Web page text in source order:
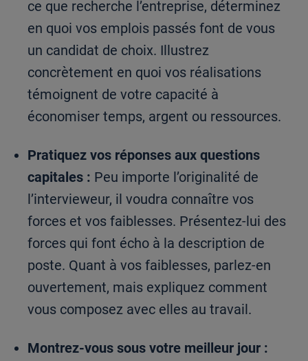
ce que recherche l’entreprise, déterminez
en quoi vos emplois passés font de vous
un candidat de choix. Illustrez
concrètement en quoi vos réalisations
témoignent de votre capacité à
économiser temps, argent ou ressources.
Pratiquez vos réponses aux questions
capitales : Peu importe l’originalité de
l’intervieweur, il voudra connaître vos
forces et vos faiblesses. Présentez-lui des
forces qui font écho à la description de
poste. Quant à vos faiblesses, parlez-en
ouvertement, mais expliquez comment
vous composez avec elles au travail.
Montrez-vous sous votre meilleur jour :